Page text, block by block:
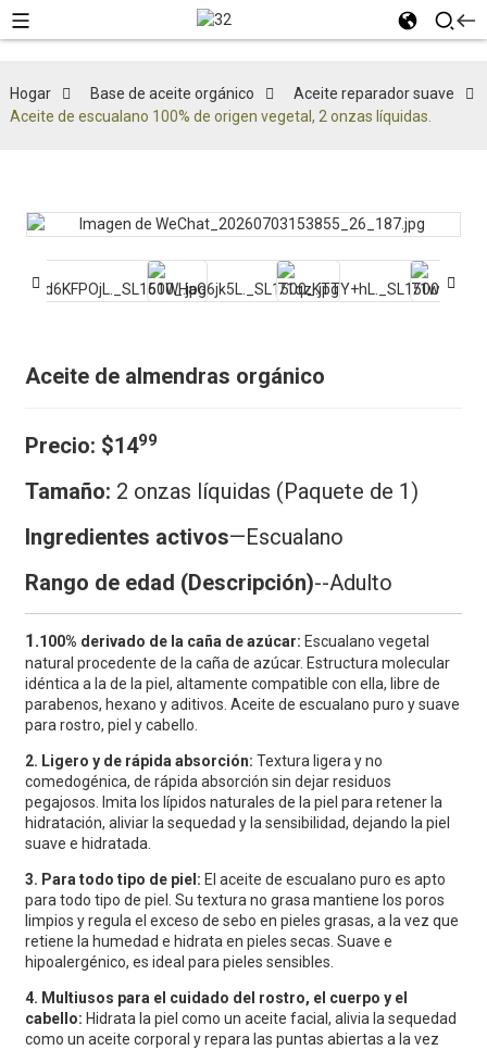
Hogar Base de aceite orgánico
Aceite reparador suave
Aceite de escualano 100% de origen vegetal, 2 onzas líquidas.
Aceite de almendras orgánico
Precio: $1499
Tamaño: 2 onzas líquidas (Paquete de 1)
Ingredientes activos—Escualano
Rango de edad (Descripción)--Adulto
1.100% derivado de la caña de azúcar: Escualano vegetal
natural procedente de la caña de azúcar. Estructura molecular
idéntica a la de la piel, altamente compatible con ella, libre de
parabenos, hexano y aditivos. Aceite de escualano puro y suave
para rostro, piel y cabello.
2. Ligero y de rápida absorción: Textura ligera y no
comedogénica, de rápida absorción sin dejar residuos
pegajosos. Imita los lípidos naturales de la piel para retener la
hidratación, aliviar la sequedad y la sensibilidad, dejando la piel
suave e hidratada.
3. Para todo tipo de piel: El aceite de escualano puro es apto
para todo tipo de piel. Su textura no grasa mantiene los poros
limpios y regula el exceso de sebo en pieles grasas, a la vez que
retiene la humedad e hidrata en pieles secas. Suave e
hipoalergénico, es ideal para pieles sensibles.
4. Multiusos para el cuidado del rostro, el cuerpo y el
cabello: Hidrata la piel como un aceite facial, alivia la sequedad
como un aceite corporal y repara las puntas abiertas a la vez